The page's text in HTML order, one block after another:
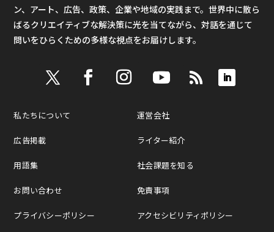
ン、アート、広告、政策、企業や地域の実践まで。世界中に散ら
ばるクリエイティブな解決策に光を当てながら、対話を通じて
問いをひらくための多様な視点をお届けします。
私たちについて
広告掲載
用語集
お問い合わせ
プライバシーポリシー
運営会社
ライター紹介
社会課題を知る
免責事項
アクセシビリティポリシー